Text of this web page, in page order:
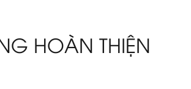
HOÀN THIỆN